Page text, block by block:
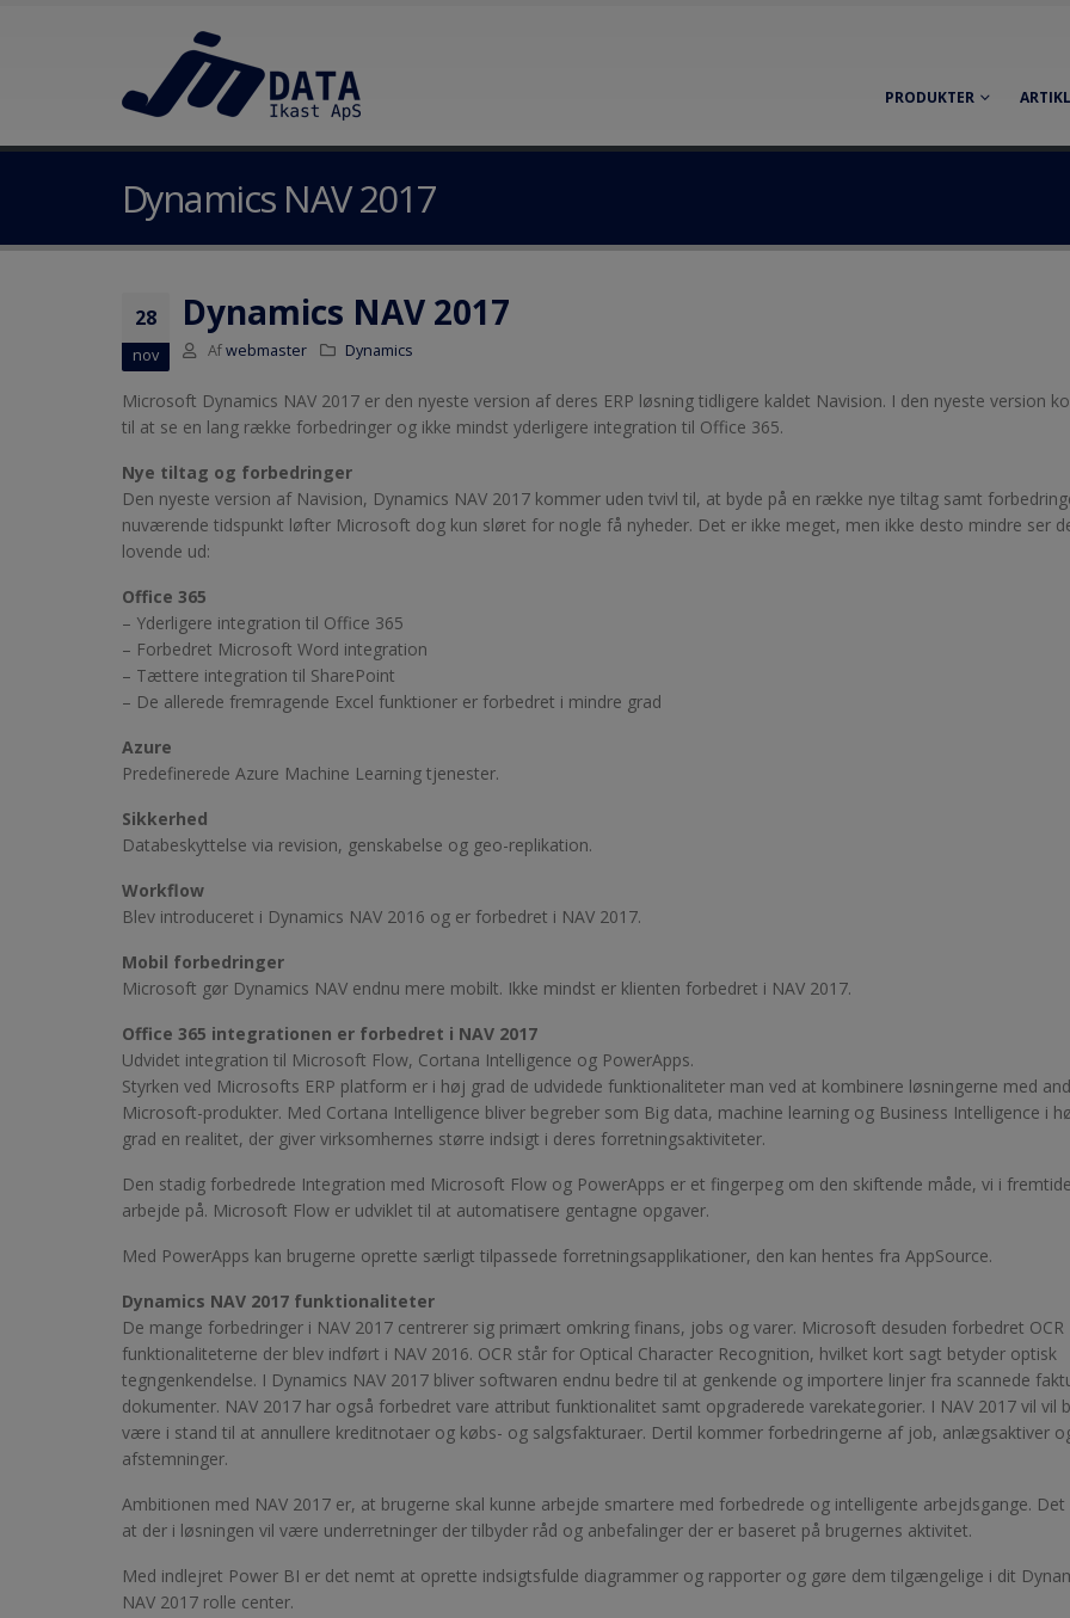
PRODUKTER
Dynamics NAV 2017
28
nov
Dynamics NAV 2017
Afwebmaster Dynamics
Microsoft Dynamics NAV 2017 er den nyeste version af deres ERP løsning tidligere kaldet Navision. I den nyeste version
til at se en lang række forbedringer og ikke mindst yderligere integration til Office 365.
Nye tiltag og forbedringer
Den nyeste version af Navision, Dynamics NAV 2017 kommer uden tvivl til, at byde på en række nye tiltag samt
nuværende tidspunkt løfter Microsoft dog kun sløret for nogle få nyheder. Det er ikke meget, men ikke desto mindre ser
lovende ud:
Office 365
– Yderligere integration til Office 365
– Forbedret Microsoft Word integration
– Tættere integration til SharePoint
– De allerede fremragende Excel funktioner er forbedret i mindre grad
Azure
Predefinerede Azure Machine Learning tjenester.
Sikkerhed
Databeskyttelse via revision, genskabelse og geo-replikation.
Workflow
Blev introduceret i Dynamics NAV 2016 og er forbedret i NAV 2017.
Mobil forbedringer
Microsoft gør Dynamics NAV endnu mere mobilt. Ikke mindst er klienten forbedret i NAV 2017.
Office 365 integrationen er forbedret i NAV 2017
Udvidet integration til Microsoft Flow, Cortana Intelligence og PowerApps.
Styrken ved Microsofts ERP platform er i høj grad de udvidede funktionaliteter man ved at kombinere løsningerne med
Microsoft-produkter. Med Cortana Intelligence bliver begreber som Big data, machine learning og Business Intelligence i
grad en realitet, der giver virksomhernes større indsigt i deres forretningsaktiviteter.
Den stadig forbedrede Integration med Microsoft Flow og PowerApps er et fingerpeg om den skiftende måde, vi i
arbejde på. Microsoft Flow er udviklet til at automatisere gentagne opgaver.
Med PowerApps kan brugerne oprette særligt tilpassede forretningsapplikationer, den kan hentes fra AppSource.
Dynamics NAV 2017 funktionaliteter
De mange forbedringer i NAV 2017 centrerer sig primært omkring finans, jobs og varer. Microsoft desuden forbedret OCR
funktionaliteterne der blev indført i NAV 2016. OCR står for Optical Character Recognition, hvilket kort sagt betyder optisk
tegngenkendelse. I Dynamics NAV 2017 bliver softwaren endnu bedre til at genkende og importere linjer fra scannede
dokumenter. NAV 2017 har også forbedret vare attribut funktionalitet samt opgraderede varekategorier. I NAV 2017 vil vil
være i stand til at annullere kreditnotaer og købs- og salgsfakturaer. Dertil kommer forbedringerne af job, anlægsaktiver
afstemninger.
Ambitionen med NAV 2017 er, at brugerne skal kunne arbejde smartere med forbedrede og intelligente arbejdsgange. Det
at der i løsningen vil være underretninger der tilbyder råd og anbefalinger der er baseret på brugernes aktivitet.
Med indlejret Power BI er det nemt at oprette indsigtsfulde diagrammer og rapporter og gøre dem tilgængelige i dit
NAV 2017 rolle center.